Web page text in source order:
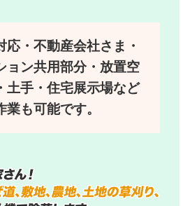
応・不動産会社さま・
ョン共用部分・放置空
土手・住宅展示場など
業も可能です。